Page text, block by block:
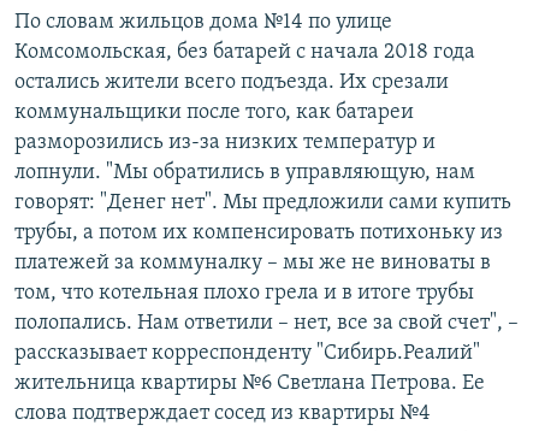
По словам жильцов дома №14 по улице
Комсомольская, без батарей с начала 2018 года
остались жители всего подъезда. Их срезали
коммунальщики после того, как батареи
разморозились из-за низких температур и
лопнули. "Мы обратились в управляющую, нам
говорят: "Денег нет". Мы предложили сами купить
трубы, а потом их компенсировать потихоньку из
платежей за коммуналку – мы же не виноваты в
том, что котельная плохо грела и в итоге трубы
полопались. Нам ответили – нет, все за свой счет", –
рассказывает корреспонденту "Сибирь.Реалий"
жительница квартиры №6 Светлана Петрова. Ее
слова подтверждает сосед из квартиры №4